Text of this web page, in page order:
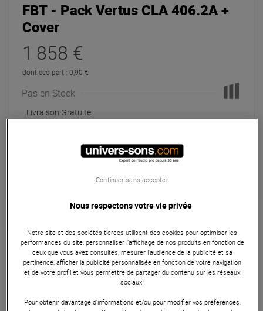
FBT - Pack Vertus CLA 406.2A +
Cover
1 858 €
dont éco-part : 0,90 €
Pas en Stock
Livraison Gratuite
10x 12x
/ mois
Mensualités :
Garantie5 ans
Eligible à la Garantie Sérénité
Enceinte
700 W bi-amplifiée avec DSP 8 presets, livrée avec housse
Nous respectons votre vie privée
Notre site et des sociétés tierces utilisent des cookies pour optimiser les
performances du site, personnaliser l’affichage de nos produits en fonction de
ceux que vous avez consultés, mesurer l'audience de la publicité et sa
pertinence, afficher la publicité personnalisée en fonction de votre navigation
et de votre profil et vous permettre de partager du contenu sur les réseaux
sociaux.
Pour obtenir davantage d'informations et/ou pour modifier vos préférences,
Continuer sans accepter